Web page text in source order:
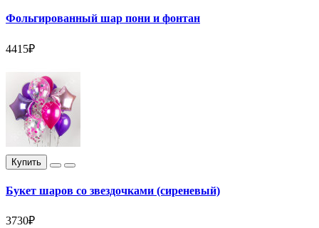
Фольгированный шар пони и фонтан
4415₽
Купить
Букет шаров со звездочками (сиреневый)
3730₽